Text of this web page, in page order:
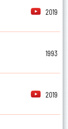
2019
1993
2019